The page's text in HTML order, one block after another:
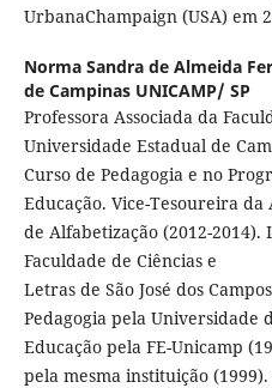
UrbanaChampaign (USA) em
Norma Sandra de Almeida
de Campinas UNICAMP/ SP
Professora Associada da
Universidade Estadual de
Curso de Pedagogia e no
Educação. Vice-Tesoureira da
de Alfabetização (2012-
Faculdade de Ciências e
Letras de São José dos
Pedagogia pela Universidade
Educação pela FE-Unicamp
pela mesma instituição (1999).